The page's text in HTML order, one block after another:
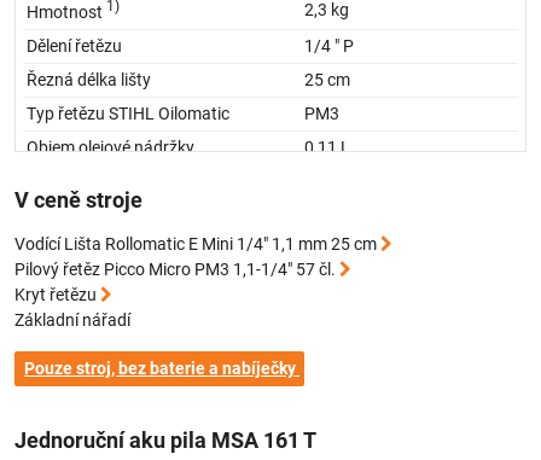
Hmotnost 1)
2,3 kg
Dělení řetězu
1/4 " P
Řezná délka lišty
25 cm
Typ řetězu STIHL Oilomatic
PM3
Objem olejové nádržky
0,11 L
Hladina akustického tlaku
Hladina akustického výkonu 3) 94 dB(A)
Hodnota vibrací vlevo
Hodnota vibrací vpravo
1) Hmotnost bez řezné soupravy a akumulátoru
2) K-Faktor podle RL 2006/42/EG = 2,5 dB(A)
V ceně stroje
Vodící Lišta Rollomatic E Mini 1/4" 1,1 mm 25 cm
Pilový řetěz Picco Micro PM3 1,1-1/4" 57 čl.
Kryt řetězu
Základní nářadí
Jednoruční aku pila MSA 161 T